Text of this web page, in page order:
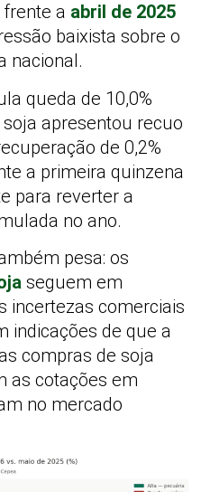
frente a abril de 2025
baixista sobre o
nacional.
queda de 10,0%
apresentou recuo
de 0,2%
a primeira quinzena
para reverter a
no ano.
pesa: os
seguem em
incertezas comerciais
indicações de que a
compras de soja
as cotações em
no mercado